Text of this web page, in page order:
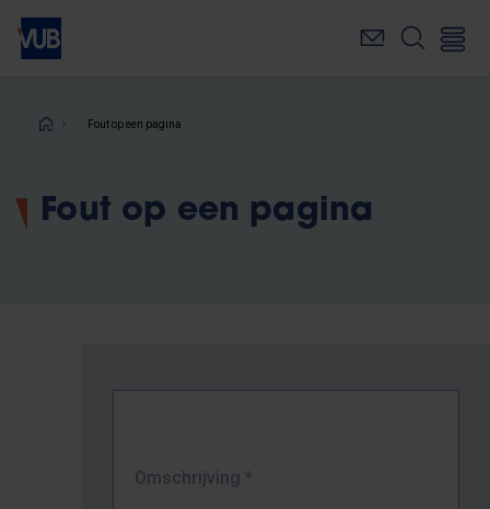
Overslaan
naar
inhoudKruimelpad
Fout op een pagina
Fout op een pagina
Omschrijving *